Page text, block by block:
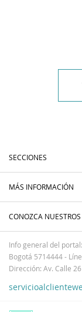
SECCIONES
MÁS INFORMACIÓN
CONOZCA NUESTROS
Info general del
Bogotá 5714444 -
Dirección: Av. Calle